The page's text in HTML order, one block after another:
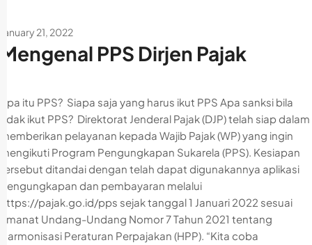
January 21, 2022
Mengenal PPS Dirjen Pajak
Apa itu PPS? Siapa saja yang harus ikut PPS Apa sanksi bila
tidak ikut PPS? Direktorat Jenderal Pajak (DJP) telah siap dalam
memberikan pelayanan kepada Wajib Pajak (WP) yang ingin
mengikuti Program Pengungkapan Sukarela (PPS). Kesiapan
tersebut ditandai dengan telah dapat digunakannya aplikasi
pengungkapan dan pembayaran melalui
https://pajak.go.id/pps sejak tanggal 1 Januari 2022 sesuai
amanat Undang-Undang Nomor 7 Tahun 2021 tentang
Harmonisasi Peraturan Perpajakan (HPP). “Kita coba